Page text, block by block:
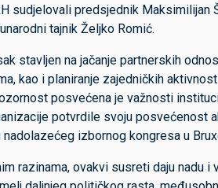
sudjelovali predsjednik Maksimilijan
tajnik Željko Romić.
stavljen na jačanje partnerskih
kao i planiranje zajedničkih
posvećena je važnosti
potvrdile svoju posvećenost
izbornog kongresa u
razinama, ovakvi susreti daju nadu i